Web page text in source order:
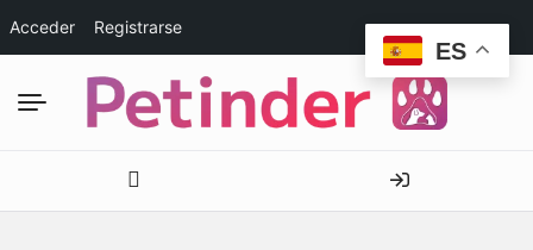
Acceder Registrarse
ES